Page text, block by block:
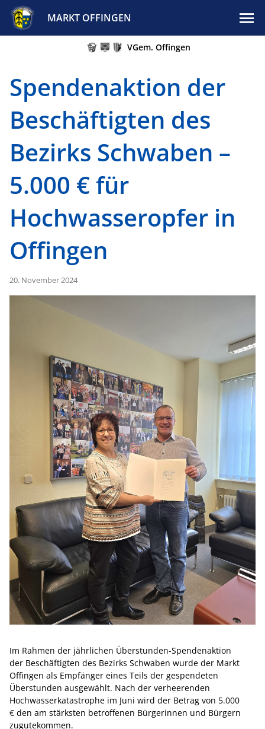
MARKT OFFINGEN
VGem. Offingen
Spendenaktion der
Beschäftigten des
Bezirks Schwaben –
5.000 € für
Hochwasseropfer in
Offingen
20. November 2024
Im Rahmen der jährlichen Überstunden-Spendenaktion
der Beschäftigten des Bezirks Schwaben wurde der Markt
Offingen als Empfänger eines Teils der gespendeten
Überstunden ausgewählt. Nach der verheerenden
Hochwasserkatastrophe im Juni wird der Betrag von 5.000
€ den am stärksten betroffenen Bürgerinnen und Bürgern
zugutekommen.